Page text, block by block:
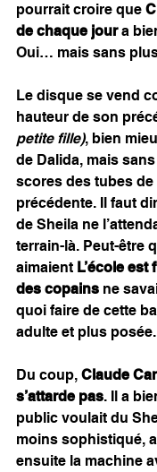
pourrait croire que
de chaque jour a
Oui… mais sans
Le disque se vend
hauteur de son
petite fille), bien
de Dalida, mais
scores des tubes de
précédente. Il faut
de Sheila ne
terrain-là. Peut-être
aimaient L’école est
des copains ne
quoi faire de cette
adulte et plus posée.
Du coup, Claude
s’attarde pas. Il a
public voulait du
moins sophistiqué,
ensuite la machine